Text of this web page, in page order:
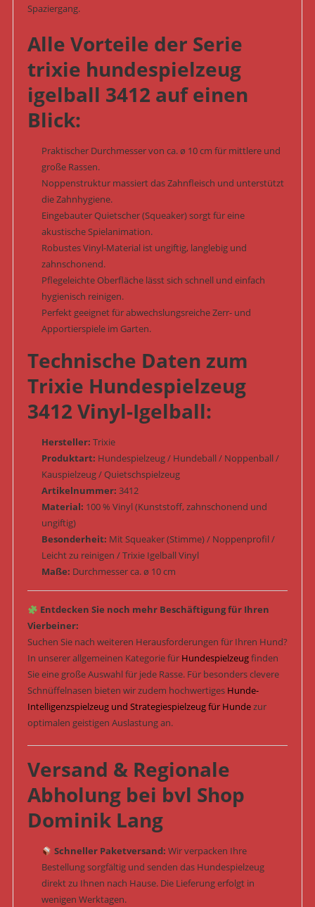
Spaziergang.
Alle Vorteile der Serie
trixie hundespielzeug
igelball 3412 auf einen
Blick:
Praktischer Durchmesser von ca. ø 10 cm für mittlere und
große Rassen.
Noppenstruktur massiert das Zahnfleisch und unterstützt
die Zahnhygiene.
Eingebauter Quietscher (Squeaker) sorgt für eine
akustische Spielanimation.
Robustes Vinyl-Material ist ungiftig, langlebig und
zahnschonend.
Pflegeleichte Oberfläche lässt sich schnell und einfach
hygienisch reinigen.
Perfekt geeignet für abwechslungsreiche Zerr- und
Apportierspiele im Garten.
Technische Daten zum
Trixie Hundespielzeug
3412 Vinyl-Igelball:
Hersteller: Trixie
Produktart: Hundespielzeug / Hundeball / Noppenball /
Kauspielzeug / Quietschspielzeug
Artikelnummer: 3412
Material: 100 % Vinyl (Kunststoff, zahnschonend und
ungiftig)
Besonderheit: Mit Squeaker (Stimme) / Noppenprofil /
Leicht zu reinigen / Trixie Igelball Vinyl
Maße: Durchmesser ca. ø 10 cm
Entdecken Sie noch mehr Beschäftigung für Ihren
Vierbeiner:
Suchen Sie nach weiteren Herausforderungen für Ihren Hund?
In unserer allgemeinen Kategorie für Hundespielzeugfinden
Sie eine große Auswahl für jede Rasse. Für besonders clevere
Schnüffelnasen bieten wir zudem hochwertiges Hunde-
Intelligenzspielzeug und Strategiespielzeug für Hundezur
optimalen geistigen Auslastung an.
Versand & Regionale
Abholung bei bvl Shop
Dominik Lang
Schneller Paketversand: Wir verpacken Ihre
Bestellung sorgfältig und senden das Hundespielzeug
direkt zu Ihnen nach Hause. Die Lieferung erfolgt in
wenigen Werktagen.